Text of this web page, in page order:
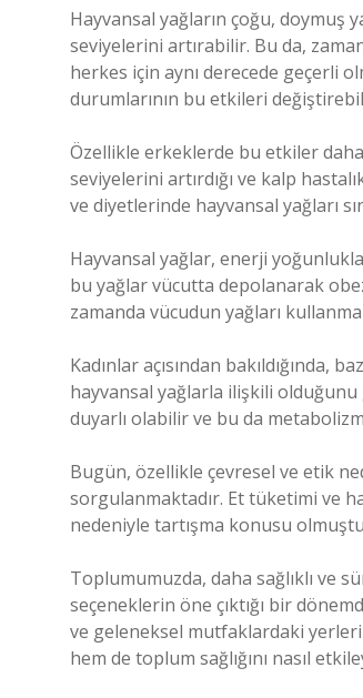
Hayvansal yağların çoğu, doymuş
seviyelerini artırabilir. Bu da,
herkes için aynı derecede geçerli
durumlarının bu etkileri
Özellikle erkeklerde bu etkiler
seviyelerini artırdığı ve kalp
ve diyetlerinde hayvansal yağları
Hayvansal yağlar, enerji
bu yağlar vücutta depolanarak
zamanda vücudun yağları
Kadınlar açısından
hayvansal yağlarla ilişkili
duyarlı olabilir ve bu da
Bugün, özellikle çevresel ve etik
sorgulanmaktadır. Et tüketimi ve
nedeniyle tartışma konusu
Toplumumuzda, daha sağlıklı ve
seçeneklerin öne çıktığı bir
ve geleneksel mutfaklardaki
hem de toplum sağlığını nasıl